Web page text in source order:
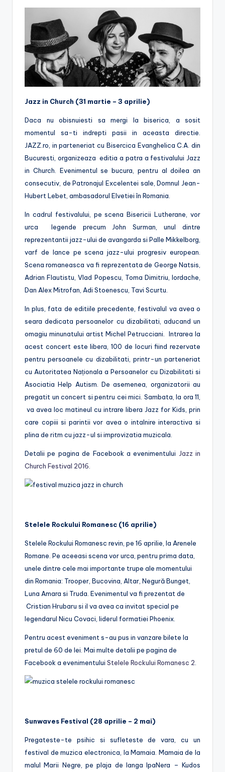
Jazz in Church (31 martie – 3 aprilie)
Daca nu obisnuiesti sa mergi la biserica, a sosit
momentul sa-ti indrepti pasii in aceasta directie.
JAZZ.ro, in parteneriat cu Bisercica Evanghelica C.A. din
Bucuresti, organizeaza editia a patra a festivalului Jazz
in Church. Evenimentul se bucura, pentru al doilea an
consecutiv, de Patronajul Excelentei sale, Domnul Jean-
Hubert Lebet, ambasadorul Elvetiei în Romania.
In cadrul festivalului, pe scena Bisericii Lutherane, vor
urca legende precum John Surman, unul dintre
reprezentantii jazz-ului de avangarda si Palle Mikkelborg,
varf de lance pe scena jazz-ului progresiv european.
Scena romaneasca va fi reprezentata de George Natsis,
Adrian Flautistu, Vlad Popescu, Toma Dimitriu, Iordache,
Dan Alex Mitrofan, Adi Stoenescu, Tavi Scurtu.
In plus, fata de editiile precedente, festivalul va avea o
seara dedicata persoanelor cu dizabilitati, aducand un
omagiu minunatului artist Michel Petrucciani. Intrarea la
acest concert este libera, 100 de locuri fiind rezervate
pentru persoanele cu dizabilitati, printr-un parteneriat
cu Autoritatea Naționala a Persoanelor cu Dizabilitati si
Asociatia Help Autism. De asemenea, organizatorii au
pregatit un concert si pentru cei mici. Sambata, la ora 11,
va avea loc matineul cu intrare libera Jazz for Kids, prin
care copiii si parintii vor avea o intalnire interactiva si
plina de ritm cu jazz-ul si improvizatia muzicala.
Detalii pe pagina de Facebook a evenimentului Jazz in
Church Festival 2016.
Stelele Rockului Romanesc (16 aprilie)
Stelele Rockului Romanesc revin, pe 16 aprilie, la Arenele
Romane. Pe aceeasi scena vor urca, pentru prima data,
unele dintre cele mai importante trupe ale momentului
din Romania: Trooper, Bucovina, Altar, Negură Bunget,
Luna Amara si Truda. Evenimentul va fi prezentat de
Cristian Hrubaru si il va avea ca invitat special pe
legendarul Nicu Covaci, liderul formatiei Phoenix.
Pentru acest eveniment s-au pus in vanzare bilete la
pretul de 60 de lei. Mai multe detalii pe pagina de
Facebook a evenimentului Stelele Rockului Romanesc 2
Sunwaves Festival (28 aprilie – 2 mai)
Pregateste-te psihic si sufleteste de vara, cu un
festival de muzica electronica, la Mamaia. Mamaia de la
malul Marii Negre, pe plaja de langa IpaNera – Kudos